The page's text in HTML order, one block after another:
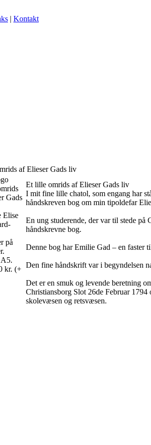
| Kontakt
af Elieser Gads liv
Gads
Elise
på
kr. (+
Et lille omrids af Elieser Gads liv
I mit fine lille chatol, som engang har
håndskreven bog om min tip­oldefar
En ung studerende, der var til stede på
håndskrevne bog.
Denne bog har Emilie Gad – en faster
Den fine håndskrift var i begyndelsen
Det er en smuk og levende beretning
Christiansborg Slot 26de Februar
skolevæsen og retsvæsen.